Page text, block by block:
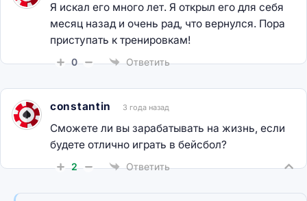
Я искал его много лет. Я открыл его для себя
месяц назад и очень рад, что вернулся. Пора
приступать к тренировкам!
0 Ответить
constantin 3 года назад
Сможете ли вы зарабатывать на жизнь, если
будете отлично играть в бейсбол?
2 Ответить